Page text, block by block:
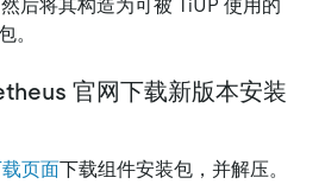
后将其构造为可被 TiUP 使用的
。
官网下载新版本安装
页面下载组件安装包，并解压。